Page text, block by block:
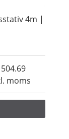
4m |
moms
504.69